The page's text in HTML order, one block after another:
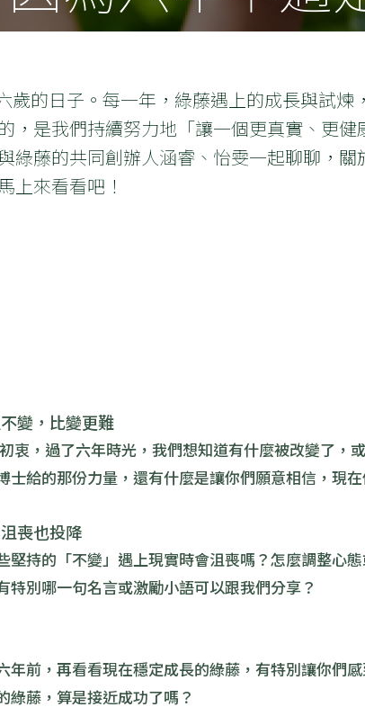
歲的日子。每一年，綠藤遇上的成長與試煉
，是我們持續努力地「讓一個更真實、更健
綠藤的共同創辦人涵睿、怡雯一起聊聊，
上來看看吧！
變，比變更難
衷，過了六年時光，我們想知道有什麼被改變了，
士給的那份力量，還有什麼是讓你們願意相信，現
喪也投降
堅持的「不變」遇上現實時會沮喪嗎？怎麼調整心態
特別哪一句名言或激勵小語可以跟我們分享？
年前，再看看現在穩定成長的綠藤，有特別讓你們
綠藤，算是接近成功了嗎？